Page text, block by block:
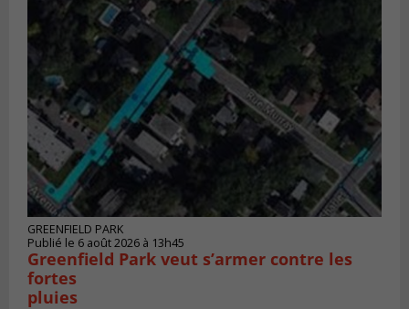
GREENFIELD PARK
Publié le 6 août 2026 à 13h45
Greenfield Park veut s’armer contre les
fortes
pluies